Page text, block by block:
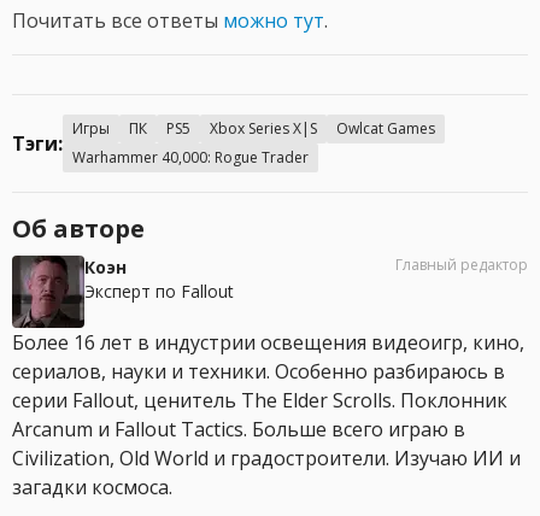
Почитать все ответы можно тут.
Тэги:
Игры ПК PS5 Xbox Series X|S
Owlcat Games
Warhammer 40,000: Rogue Trader
Об авторе
Коэн
Эксперт по Fallout
Главный редактор
Более 16 лет в индустрии освещения видеоигр, кино,
сериалов, науки и техники. Особенно разбираюсь в
серии Fallout, ценитель The Elder Scrolls. Поклонник
Arcanum и Fallout Tactics. Больше всего играю в
Civilization, Old World и градостроители. Изучаю ИИ и
загадки космоса.